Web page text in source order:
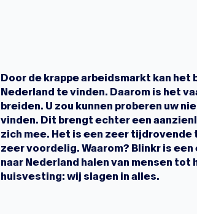
Door de krappe arbeidsmarkt kan
Nederland te vinden. Daarom is het
breiden. U zou kunnen proberen uw
vinden. Dit brengt echter een
zich mee. Het is een zeer tijdrovende
zeer voordelig. Waarom? Blinkr is
naar Nederland halen van mensen
huisvesting: wij slagen in alles.